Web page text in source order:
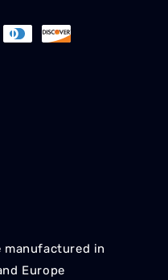
in
Europe